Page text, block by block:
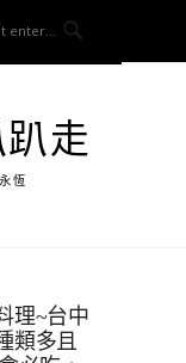
走
恆
理~台中
類多且